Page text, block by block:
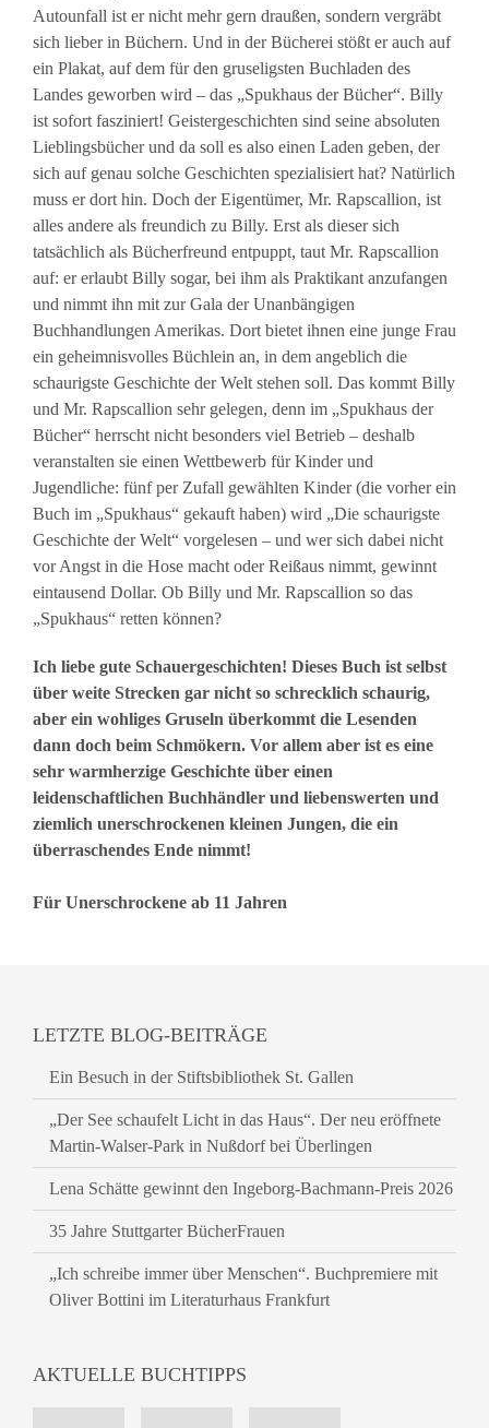
Autounfall ist er nicht mehr gern draußen, sondern vergräbt
sich lieber in Büchern. Und in der Bücherei stößt er auch auf
ein Plakat, auf dem für den gruseligsten Buchladen des
Landes geworben wird – das „Spukhaus der Bücher“. Billy
ist sofort fasziniert! Geistergeschichten sind seine absoluten
Lieblingsbücher und da soll es also einen Laden geben, der
sich auf genau solche Geschichten spezialisiert hat? Natürlich
muss er dort hin. Doch der Eigentümer, Mr. Rapscallion, ist
alles andere als freundich zu Billy. Erst als dieser sich
tatsächlich als Bücherfreund entpuppt, taut Mr. Rapscallion
auf: er erlaubt Billy sogar, bei ihm als Praktikant anzufangen
und nimmt ihn mit zur Gala der Unanbängigen
Buchhandlungen Amerikas. Dort bietet ihnen eine junge Frau
ein geheimnisvolles Büchlein an, in dem angeblich die
schaurigste Geschichte der Welt stehen soll. Das kommt Billy
und Mr. Rapscallion sehr gelegen, denn im „Spukhaus der
Bücher“ herrscht nicht besonders viel Betrieb – deshalb
veranstalten sie einen Wettbewerb für Kinder und
Jugendliche: fünf per Zufall gewählten Kinder (die vorher ein
Buch im „Spukhaus“ gekauft haben) wird „Die schaurigste
Geschichte der Welt“ vorgelesen – und wer sich dabei nicht
vor Angst in die Hose macht oder Reißaus nimmt, gewinnt
eintausend Dollar. Ob Billy und Mr. Rapscallion so das
„Spukhaus“ retten können?
Ich liebe gute Schauergeschichten! Dieses Buch ist selbst
über weite Strecken gar nicht so schrecklich schaurig,
aber ein wohliges Gruseln überkommt die Lesenden
dann doch beim Schmökern. Vor allem aber ist es eine
sehr warmherzige Geschichte über einen
leidenschaftlichen Buchhändler und liebenswerten und
ziemlich unerschrockenen kleinen Jungen, die ein
überraschendes Ende nimmt!
Für Unerschrockene ab 11 Jahren
LETZTE BLOG-BEITRÄGE
Ein Besuch in der Stiftsbibliothek St. Gallen
„Der See schaufelt Licht in das Haus“. Der neu eröffnete
Martin-Walser-Park in Nußdorf bei Überlingen
Lena Schätte gewinnt den Ingeborg-Bachmann-Preis 2026
35 Jahre Stuttgarter BücherFrauen
„Ich schreibe immer über Menschen“. Buchpremiere mit
Oliver Bottini im Literaturhaus Frankfurt
AKTUELLE BUCHTIPPS